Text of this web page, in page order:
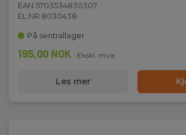
EAN 5703534830307
EL.NR 8030438
På sentrallager
195,00 NOK Ekskl. mva
Les mer